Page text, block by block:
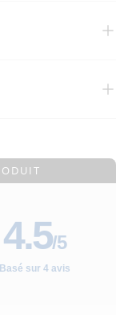
4.5/5
Basé sur 4 avis